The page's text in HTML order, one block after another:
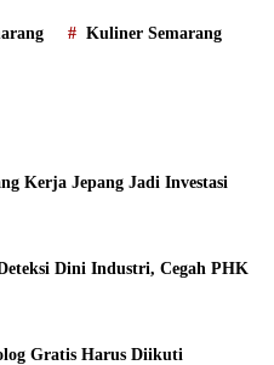
Kuliner Semarang
Kerja Jepang Jadi Investasi
Dini Industri, Cegah PHK
Gratis Harus Diikuti